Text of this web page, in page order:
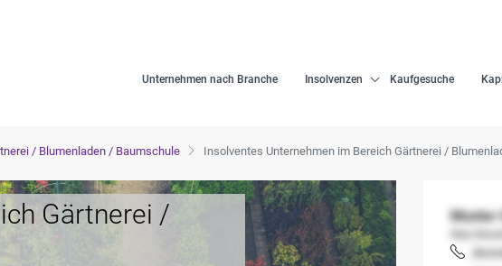
Unternehmen nach Branche Insolvenzen Kaufgesuche
/ Blumenladen / Baumschule Insolventes Unternehmen im Bereich Gärtnerei /
Gärtnerei /
Muster